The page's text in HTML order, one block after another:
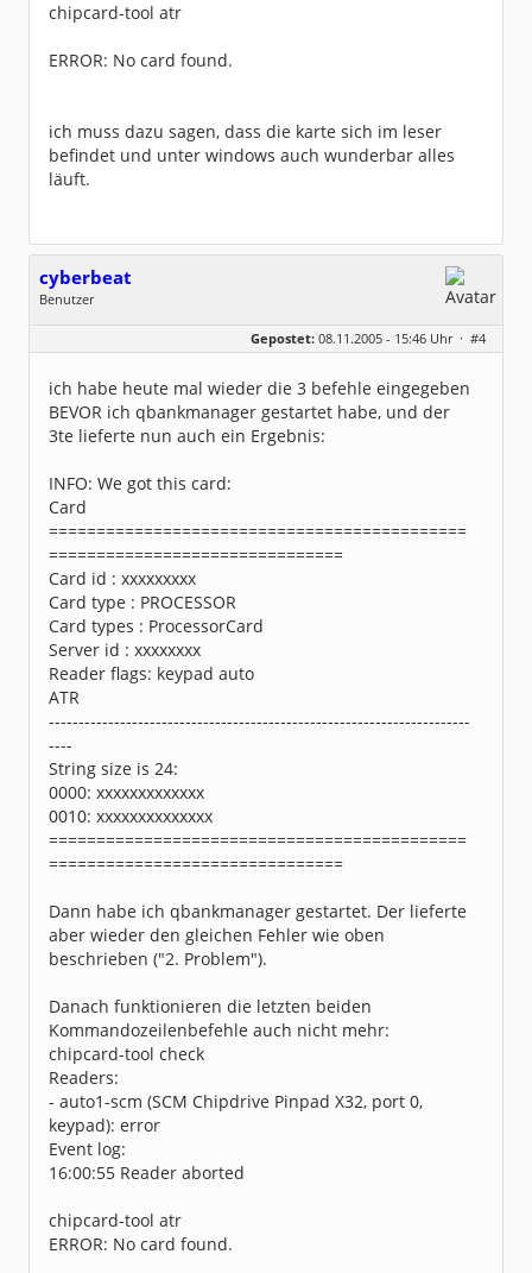
chipcard-tool atr
ERROR: No card found.
ich muss dazu sagen, dass die karte sich im leser
befindet und unter windows auch wunderbar alles
läuft.
cyberbeat
Benutzer
Dabei seit:
09 / 2005
Gepostet: 08.11.2005 - 15:46 Uhr · #4
ich habe heute mal wieder die 3 befehle eingegeben
BEVOR ich qbankmanager gestartet habe, und der
3te lieferte nun auch ein Ergebnis:
INFO: We got this card:
Card
============================================
===============================
Card id : xxxxxxxxx
Card type : PROCESSOR
Card types : ProcessorCard
Server id : xxxxxxxx
Reader flags: keypad auto
ATR
-----------------------------------------------------------------------
----
String size is 24:
0000: xxxxxxxxxxxxx
0010: xxxxxxxxxxxxxx
============================================
===============================
Dann habe ich qbankmanager gestartet. Der lieferte
aber wieder den gleichen Fehler wie oben
beschrieben ("2. Problem").
Danach funktionieren die letzten beiden
Kommandozeilenbefehle auch nicht mehr:
chipcard-tool check
Readers:
- auto1-scm (SCM Chipdrive Pinpad X32, port 0,
keypad): error
Event log:
16:00:55 Reader aborted
chipcard-tool atr
ERROR: No card found.